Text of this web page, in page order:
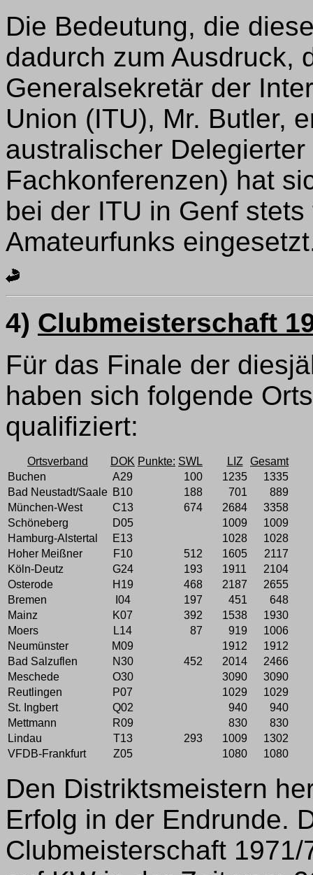
Die Bedeutung, die
dadurch zum Ausdruck,
Generalsekretär der
Union (ITU), Mr. Butler,
australischer
Fachkonferenzen) hat
bei der ITU in Genf
Amateurfunks
4) Clubmeisterschaft
Für das Finale der
haben sich folgende
qualifiziert:
Ortsverband DOK Punkte: SWL LIZ
Gesamt
Buchen
A29 100 1235
1335
Bad Neustadt/Saale B10 188 701
889
München-West
C13 674 2684
3358
Schöneberg
D05 1009
1009
Hamburg-Alstertal
E13 1028
1028
Hoher Meißner
F10 512 1605
2117
Köln-Deutz
G24 193 1911
2104
Osterode
H19 468 2187
2655
Bremen
I04 197 451
648
Mainz
K07 392 1538
1930
Moers
L14 87 919
1006
Neumünster
M09 1912
1912
Bad Salzuflen
N30 452 2014
2466
Meschede
O30 3090
3090
Reutlingen
P07 1029
1029
St. Ingbert
Q02 940
940
Mettmann
R09 830
830
Lindau
T13 293 1009
1302
VFDB-Frankfurt
Z05 1080 1080
Den Distriktsmeistern
Erfolg in der Endrunde.
Clubmeisterschaft